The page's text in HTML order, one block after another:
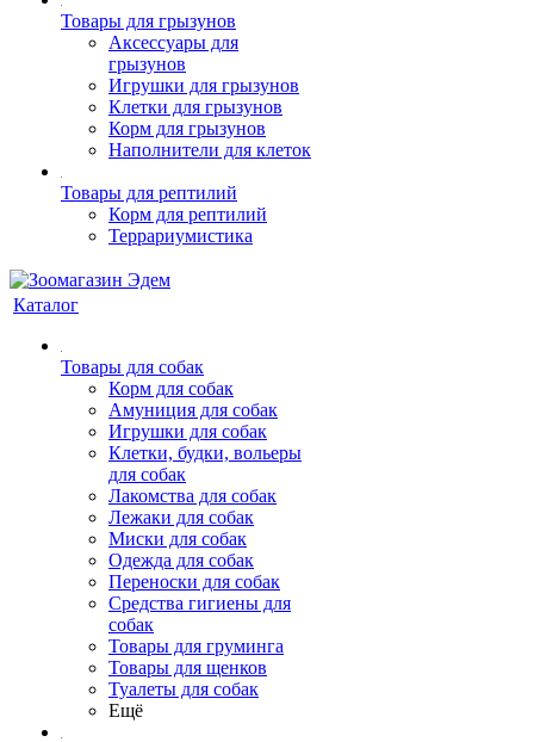
Товары для грызунов
Аксессуары для
грызунов
Игрушки для грызунов
Клетки для грызунов
Корм для грызунов
Наполнители для клеток
Товары для рептилий
Корм для рептилий
Террариумистика
Каталог
Товары для собак
Корм для собак
Амуниция для собак
Игрушки для собак
Клетки, будки, вольеры
для собак
Лакомства для собак
Лежаки для собак
Миски для собак
Одежда для собак
Переноски для собак
Средства гигиены для
собак
Товары для груминга
Товары для щенков
Туалеты для собак
Ещё